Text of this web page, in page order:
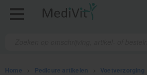
Home Pedicure artikelen Voetverzorging